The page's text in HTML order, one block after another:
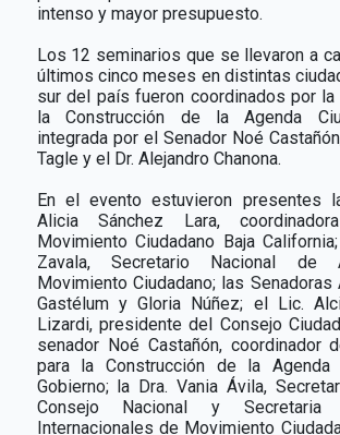
intenso y mayor presupuesto.
Los 12 seminarios que se llevaron a
últimos cinco meses en distintas
sur del país fueron coordinados por la
la Construcción de la Agenda
integrada por el Senador Noé
Tagle y el Dr. Alejandro Chanona.
En el evento estuvieron presentes
Alicia Sánchez Lara,
Movimiento Ciudadano Baja
Zavala, Secretario Nacional de
Movimiento Ciudadano; las Senadoras
Gastélum y Gloria Núñez; el Lic.
Lizardi, presidente del Consejo
senador Noé Castañón, coordinador
para la Construcción de la Agenda
Gobierno; la Dra. Vania Ávila,
Consejo Nacional y Secretaria
Internacionales de Movimiento